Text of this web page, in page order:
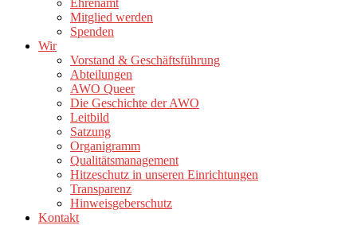
Ehrenamt
Mitglied werden
Spenden
Wir
Vorstand & Geschäftsführung
Abteilungen
AWO Queer
Die Geschichte der AWO
Leitbild
Satzung
Organigramm
Qualitätsmanagement
Hitzeschutz in unseren Einrichtungen
Transparenz
Hinweisgeberschutz
Kontakt